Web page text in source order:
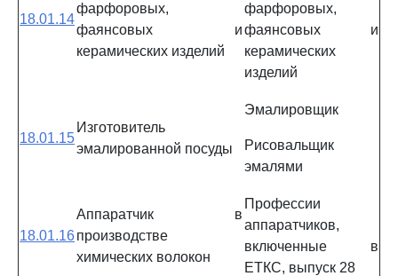
18.01.14
фарфоровых,
фаянсовых и
керамических изделий
фарфоровых,
фаянсовых и
керамических
изделий
18.01.15
Изготовитель
эмалированной посуды
Эмалировщик
Рисовальщик
эмалями
18.01.16
Аппаратчик в
производстве
химических волокон
Профессии
аппаратчиков,
включенные в
ЕТКС, выпуск 28